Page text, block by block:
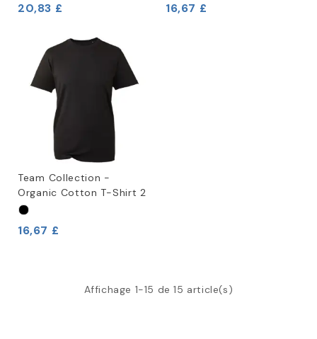
20,83 £ 16,67 £
Team Collection -
Organic Cotton T-Shirt 2
16,67 £
Affichage 1-15 de 15 article(s)